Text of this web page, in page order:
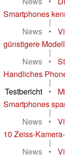
Smartphones
|
News
•
günstigere
|
News
•
Handliches
|
Testbericht
•
Smartphones
|
News
•
10 Zeiss-
|
News
•